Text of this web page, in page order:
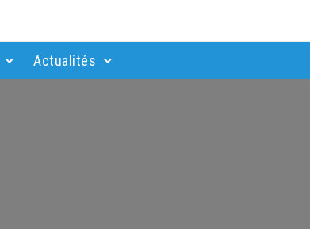
Actualités